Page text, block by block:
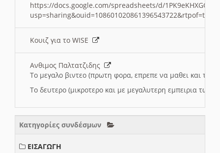
https://docs.google.com/spreadsheets/d/
Κουιζ για το WISE
Ανθιμος Παλτατζιδης
Το μεγαλο βιντεο (πρωτη φορα, επρεπε να μαθει και το
Το δευτερο (μικροτερο και με μεγαλυτερη εμπειρια
Κατηγορίες συνδέσμων
ΕΙΣΑΓΩΓΗ